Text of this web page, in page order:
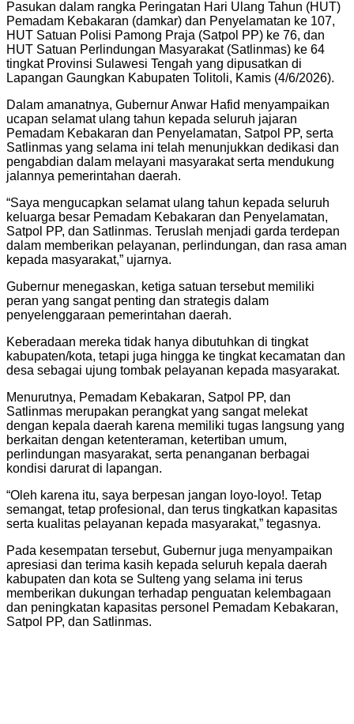
Pasukan dalam rangka Peringatan Hari Ulang Tahun (HUT)
Pemadam Kebakaran (damkar) dan Penyelamatan ke 107,
HUT Satuan Polisi Pamong Praja (Satpol PP) ke 76, dan
HUT Satuan Perlindungan Masyarakat (Satlinmas) ke 64
tingkat Provinsi Sulawesi Tengah yang dipusatkan di
Lapangan Gaungkan Kabupaten Tolitoli, Kamis (4/6/2026).
Dalam amanatnya, Gubernur Anwar Hafid menyampaikan
ucapan selamat ulang tahun kepada seluruh jajaran
Pemadam Kebakaran dan Penyelamatan, Satpol PP, serta
Satlinmas yang selama ini telah menunjukkan dedikasi dan
pengabdian dalam melayani masyarakat serta mendukung
jalannya pemerintahan daerah.
“Saya mengucapkan selamat ulang tahun kepada seluruh
keluarga besar Pemadam Kebakaran dan Penyelamatan,
Satpol PP, dan Satlinmas. Teruslah menjadi garda terdepan
dalam memberikan pelayanan, perlindungan, dan rasa aman
kepada masyarakat,” ujarnya.
Gubernur menegaskan, ketiga satuan tersebut memiliki
peran yang sangat penting dan strategis dalam
penyelenggaraan pemerintahan daerah.
Keberadaan mereka tidak hanya dibutuhkan di tingkat
kabupaten/kota, tetapi juga hingga ke tingkat kecamatan dan
desa sebagai ujung tombak pelayanan kepada masyarakat.
Menurutnya, Pemadam Kebakaran, Satpol PP, dan
Satlinmas merupakan perangkat yang sangat melekat
dengan kepala daerah karena memiliki tugas langsung yang
berkaitan dengan ketenteraman, ketertiban umum,
perlindungan masyarakat, serta penanganan berbagai
kondisi darurat di lapangan.
“Oleh karena itu, saya berpesan jangan loyo-loyo!. Tetap
semangat, tetap profesional, dan terus tingkatkan kapasitas
serta kualitas pelayanan kepada masyarakat,” tegasnya.
Pada kesempatan tersebut, Gubernur juga menyampaikan
apresiasi dan terima kasih kepada seluruh kepala daerah
kabupaten dan kota se Sulteng yang selama ini terus
memberikan dukungan terhadap penguatan kelembagaan
dan peningkatan kapasitas personel Pemadam Kebakaran,
Satpol PP, dan Satlinmas.